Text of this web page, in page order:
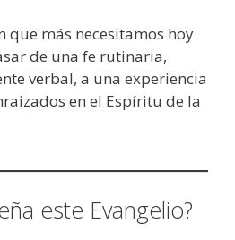
que más necesitamos hoy
de una fe rutinaria,
verbal, a una experiencia
en el Espíritu de la
este Evangelio?